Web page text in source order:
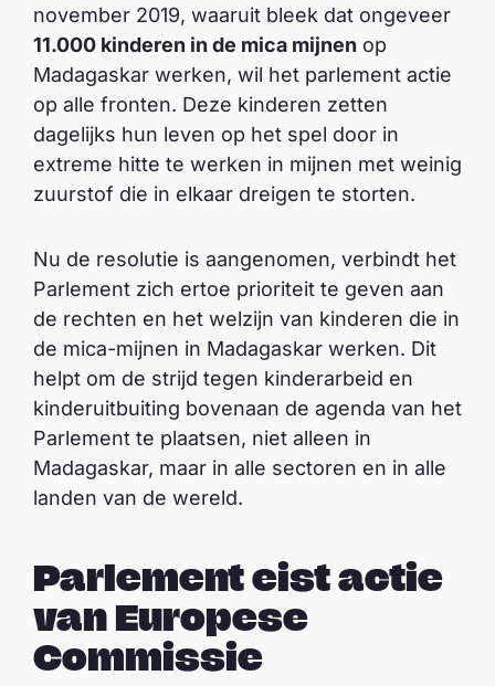
november 2019, waaruit bleek dat ongeveer
11.000 kinderen in de mica mijnen op
Madagaskar werken, wil het parlement actie
op alle fronten. Deze kinderen zetten
dagelijks hun leven op het spel door in
extreme hitte te werken in mijnen met weinig
zuurstof die in elkaar dreigen te storten.
Nu de resolutie is aangenomen, verbindt het
Parlement zich ertoe prioriteit te geven aan
de rechten en het welzijn van kinderen die in
de mica-mijnen in Madagaskar werken. Dit
helpt om de strijd tegen kinderarbeid en
kinderuitbuiting bovenaan de agenda van het
Parlement te plaatsen, niet alleen in
Madagaskar, maar in alle sectoren en in alle
landen van de wereld.
Parlement eist actie
van Europese
Commissie